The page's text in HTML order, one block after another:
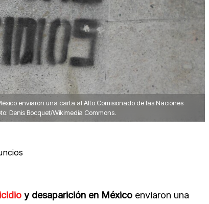
enviaron una carta al Alto Comisionado de las Naciones
Denis Bocquet/Wikimedia Commons.
y desaparición en México enviaron una